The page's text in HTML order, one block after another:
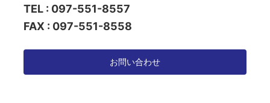
TEL : 097-551-8557
FAX : 097-551-8558
お問い合わせ